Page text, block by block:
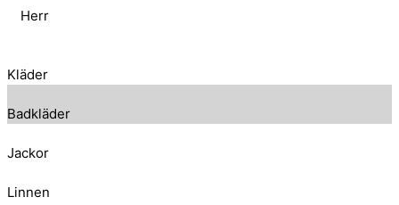
Herr
Kläder
Badkläder
Jackor
Linnen